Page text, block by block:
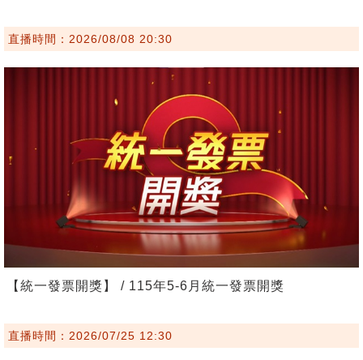
直播時間：2026/08/08 20:30
【統一發票開獎】 / 115年5-6月統一發票開獎
直播時間：2026/07/25 12:30